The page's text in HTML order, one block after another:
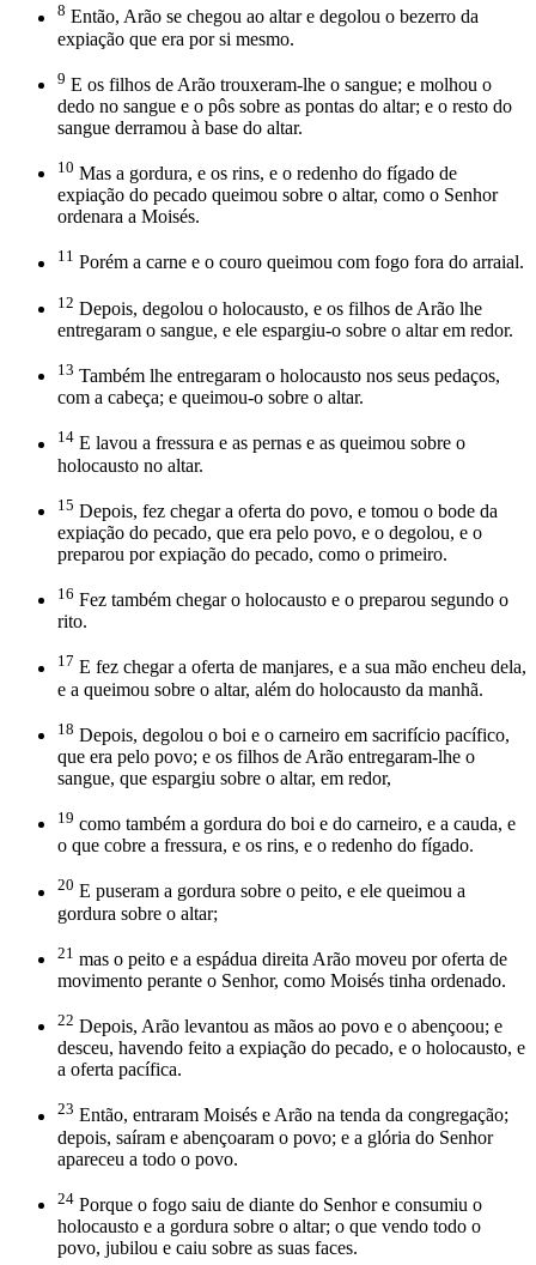
8 Então, Arão se chegou ao altar e degolou o bezerro da
expiação que era por si mesmo.
9 E os filhos de Arão trouxeram-lhe o sangue; e molhou o
dedo no sangue e o pôs sobre as pontas do altar; e o resto do
sangue derramou à base do altar.
10 Mas a gordura, e os rins, e o redenho do fígado de
expiação do pecado queimou sobre o altar, como o Senhor
ordenara a Moisés.
11 Porém a carne e o couro queimou com fogo fora do arraial.
12 Depois, degolou o holocausto, e os filhos de Arão lhe
entregaram o sangue, e ele espargiu-o sobre o altar em redor.
13 Também lhe entregaram o holocausto nos seus pedaços,
com a cabeça; e queimou-o sobre o altar.
14 E lavou a fressura e as pernas e as queimou sobre o
holocausto no altar.
15 Depois, fez chegar a oferta do povo, e tomou o bode da
expiação do pecado, que era pelo povo, e o degolou, e o
preparou por expiação do pecado, como o primeiro.
16 Fez também chegar o holocausto e o preparou segundo o
rito.
17 E fez chegar a oferta de manjares, e a sua mão encheu dela,
e a queimou sobre o altar, além do holocausto da manhã.
18 Depois, degolou o boi e o carneiro em sacrifício pacífico,
que era pelo povo; e os filhos de Arão entregaram-lhe o
sangue, que espargiu sobre o altar, em redor,
19 como também a gordura do boi e do carneiro, e a cauda, e
o que cobre a fressura, e os rins, e o redenho do fígado.
20 E puseram a gordura sobre o peito, e ele queimou a
gordura sobre o altar;
21 mas o peito e a espádua direita Arão moveu por oferta de
movimento perante o Senhor, como Moisés tinha ordenado.
22 Depois, Arão levantou as mãos ao povo e o abençoou; e
desceu, havendo feito a expiação do pecado, e o holocausto, e
a oferta pacífica.
23 Então, entraram Moisés e Arão na tenda da congregação;
depois, saíram e abençoaram o povo; e a glória do Senhor
apareceu a todo o povo.
24 Porque o fogo saiu de diante do Senhor e consumiu o
holocausto e a gordura sobre o altar; o que vendo todo o
povo, jubilou e caiu sobre as suas faces.